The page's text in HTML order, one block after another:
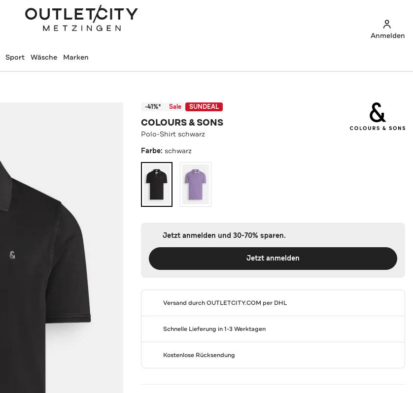
Anmelden
Sport Wäsche Marken
-41%* Sale SUNDEAL
COLOURS & SONS
Polo-Shirt schwarz
Farbe: schwarz
Jetzt anmelden und 30-70% sparen.
Jetzt anmelden
Versand durchOUTLETCITY.COM per DHL
Schnelle Lieferung in 1-3 Werktagen
Kostenlose Rücksendung